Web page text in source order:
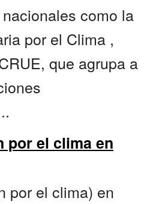
como la
por el Clima ,
que agrupa a
por el clima en
por el clima) en